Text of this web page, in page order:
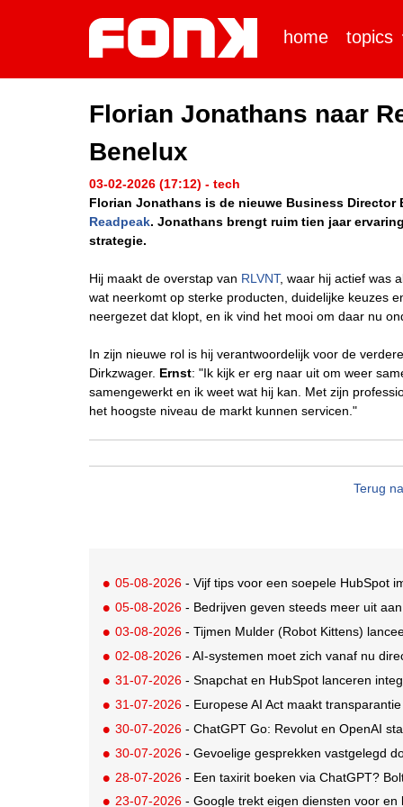
home topics
Florian Jonathans naar
Benelux
03-02-2026 (17:12) - tech
Florian Jonathans is de nieuwe Business
Readpeak. Jonathans brengt ruim tien jaar
strategie.
Hij maakt de overstap van RLVNT, waar hij actief was
wat neerkomt op sterke producten, duidelijke keuzes
neergezet dat klopt, en ik vind het mooi om daar nu
In zijn nieuwe rol is hij verantwoordelijk voor de
Dirkzwager. Ernst: "Ik kijk er erg naar uit om weer
samengewerkt en ik weet wat hij kan. Met zijn
het hoogste niveau de markt kunnen servicen."
Terug
05-08-2026 - Vijf tips voor een soepele HubSpot
05-08-2026 - Bedrijven geven steeds meer uit
03-08-2026 - Tijmen Mulder (Robot Kittens)
02-08-2026 - AI-systemen moet zich vanaf nu
31-07-2026 - Snapchat en HubSpot lanceren
31-07-2026 - Europese AI Act maakt
30-07-2026 - ChatGPT Go: Revolut en OpenAI
30-07-2026 - Gevoelige gesprekken vastgelegd
28-07-2026 - Een taxirit boeken via ChatGPT?
23-07-2026 - Google trekt eigen diensten voor en